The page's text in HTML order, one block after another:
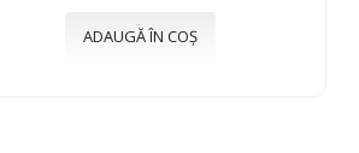
ADAUGĂ ÎN COȘ